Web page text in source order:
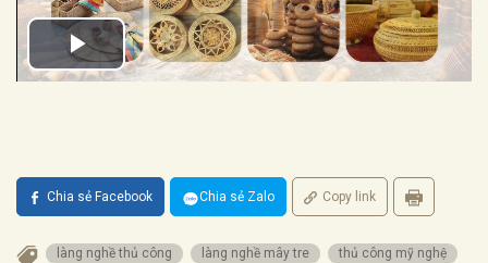
Chia sẻ Facebook Chia sẻ Zalo Copy link
làng nghề thủ công làng nghề mây tre
thủ công mỹ nghệ